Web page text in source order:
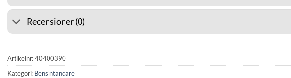
Recensioner (0)
Artikelnr:40400390
Kategori: Bensintändare